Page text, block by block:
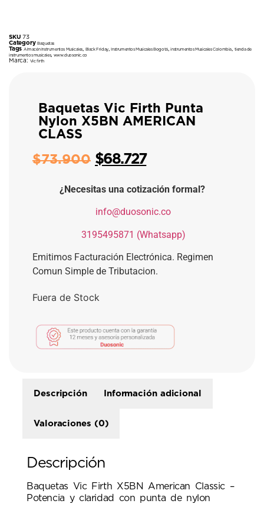
SKU73
Category Baquetas
Tags Almacén Instrumentos Musicales Black Friday,Instrumentos Musicales Bogotá,instrumentos Musicales Colombia
tienda de
instrumentos musicales, www.duosonic.co
Marca: Vic firth
Baquetas Vic Firth Punta
Nylon X5BN AMERICAN
CLASS
$73.900 $68.727
¿Necesitas una cotización formal?
info@duosonic.co
3195495871 (Whatsapp)
Emitimos Facturación Electrónica. Regimen
Comun Simple de Tributacion.
Fuera de Stock
Descripción Información adicional
Valoraciones (0)
Descripción
Baquetas Vic Firth X5BN American Classic –
Potencia y claridad con punta de nylon